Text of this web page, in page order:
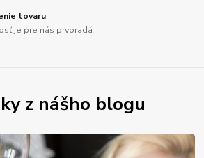
tovaru
je pre nás prvoradá
z nášho blogu